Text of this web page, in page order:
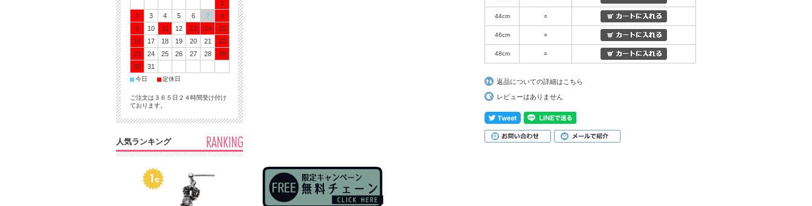
44cm ○
46cm ○
48cm ○
返品についての詳細はこちら
レビューはありません
1
2
3 4 5 6 7
8
9
10 11 12 13 14
15
16
17 18 19 20 21
22
23
24 25 26 27 28
29
30
31
■今日 ■定休日
ご注文は３６５日２４時間受け付け
ております。
人気ランキング